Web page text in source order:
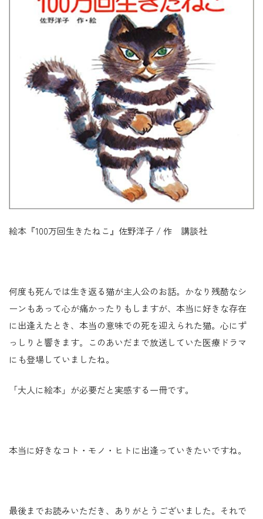
絵本『100万回生きたねこ』佐野洋子 / 作 講談社
何度も死んでは生き返る猫が主人公のお話。かなり残酷なシ
ーンもあって心が痛かったりもしますが、本当に好きな存在
に出逢えたとき、本当の意味での死を迎えられた猫。心にず
っしりと響きます。このあいだまで放送していた医療ドラマ
にも登場していましたね。
「大人に絵本」が必要だと実感する一冊です。
本当に好きなコト・モノ・ヒトに出逢っていきたいですね。
最後までお読みいただき、ありがとうございました。それで